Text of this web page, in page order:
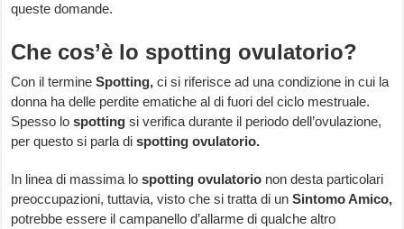
queste domande.
Che cos’è lo spotting ovulatorio?
Con il termineSpotting, ci si riferisce ad una condizione in cui la
donna ha delle perdite ematiche al di fuori del ciclo mestruale.
Spesso lospotting si verifica durante il periodo dell’ovulazione,
per questo si parla dispotting ovulatorio.
In linea di massima lospotting ovulatorio non desta particolari
preoccupazioni, tuttavia, visto che si tratta di unSintomo Amico,
potrebbe essere il campanello d’allarme di qualche altro